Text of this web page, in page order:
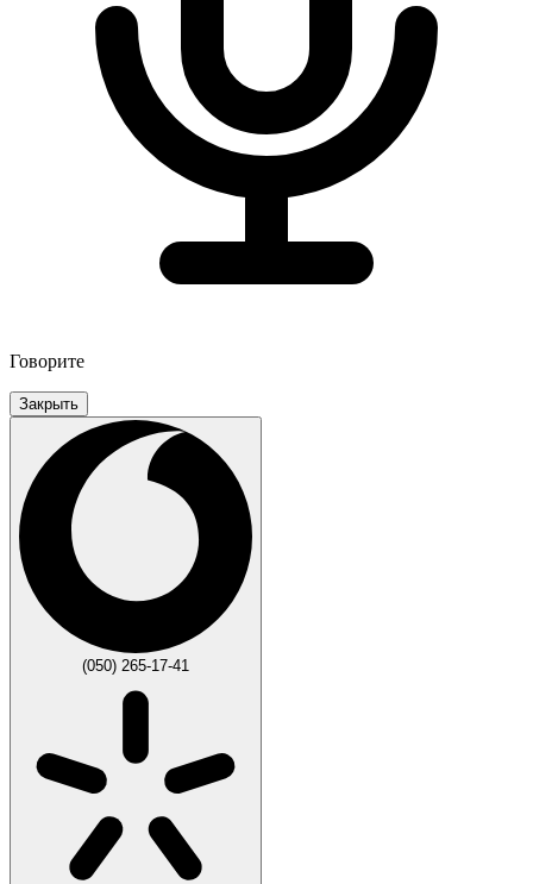
Говорите
Закрыть
(050) 265-17-41